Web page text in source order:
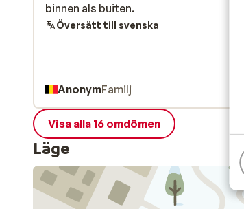
binnen als buiten.
binnen als buiten.
Översätt till svenska
AnonymFamilj
Visa alla 16 omdömen
Läge